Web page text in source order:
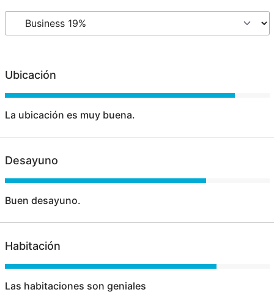
Ubicación
La ubicación es muy buena.
Desayuno
Buen desayuno.
Habitación
Las habitaciones son geniales